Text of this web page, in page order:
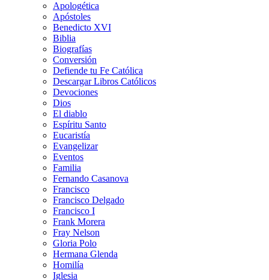
Apologética
Apóstoles
Benedicto XVI
Biblia
Biografías
Conversión
Defiende tu Fe Católica
Descargar Libros Católicos
Devociones
Dios
El diablo
Espíritu Santo
Eucaristía
Evangelizar
Eventos
Familia
Fernando Casanova
Francisco
Francisco Delgado
Francisco I
Frank Morera
Fray Nelson
Gloria Polo
Hermana Glenda
Homilía
Iglesia